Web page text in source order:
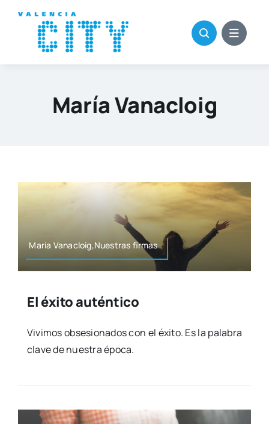
contenido
María Vanacloig
María Vanacloig,Nuestras fir­mas
El éxito auténtico
Vivi­mos obse­sio­na­dos con el éxi­to. Es la pala­bra
cla­ve de nues­tra épo­ca.